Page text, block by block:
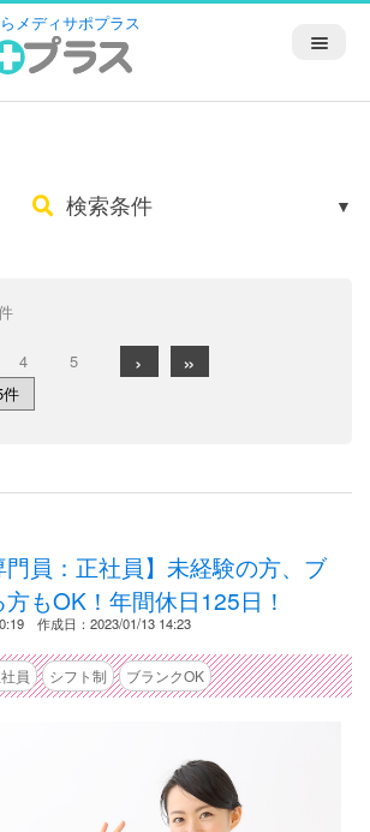
メディサポプラス
検索条件
4 5 › »
門員：正社員】未経験の方、ブ
もOK！年間休日125日！
作成日：2023/01/13 14:23
員 シフト制 ブランクOK